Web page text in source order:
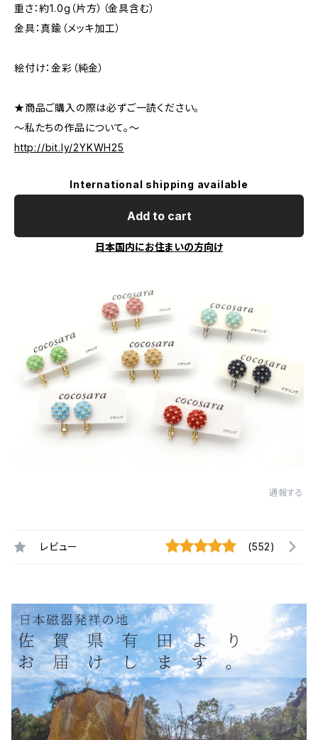
重さ：約1.0g（片方）（金具含む）
金具：真鍮（メッキ加工）
絵付け：金彩（純金）
★商品ご購入の際は必ずご一読ください。
～私たちの作品について。～
http://bit.ly/2YKWH25
International shipping available
Add to cart
日本国内にお住まいの方向け
通報する
レビュー (552)